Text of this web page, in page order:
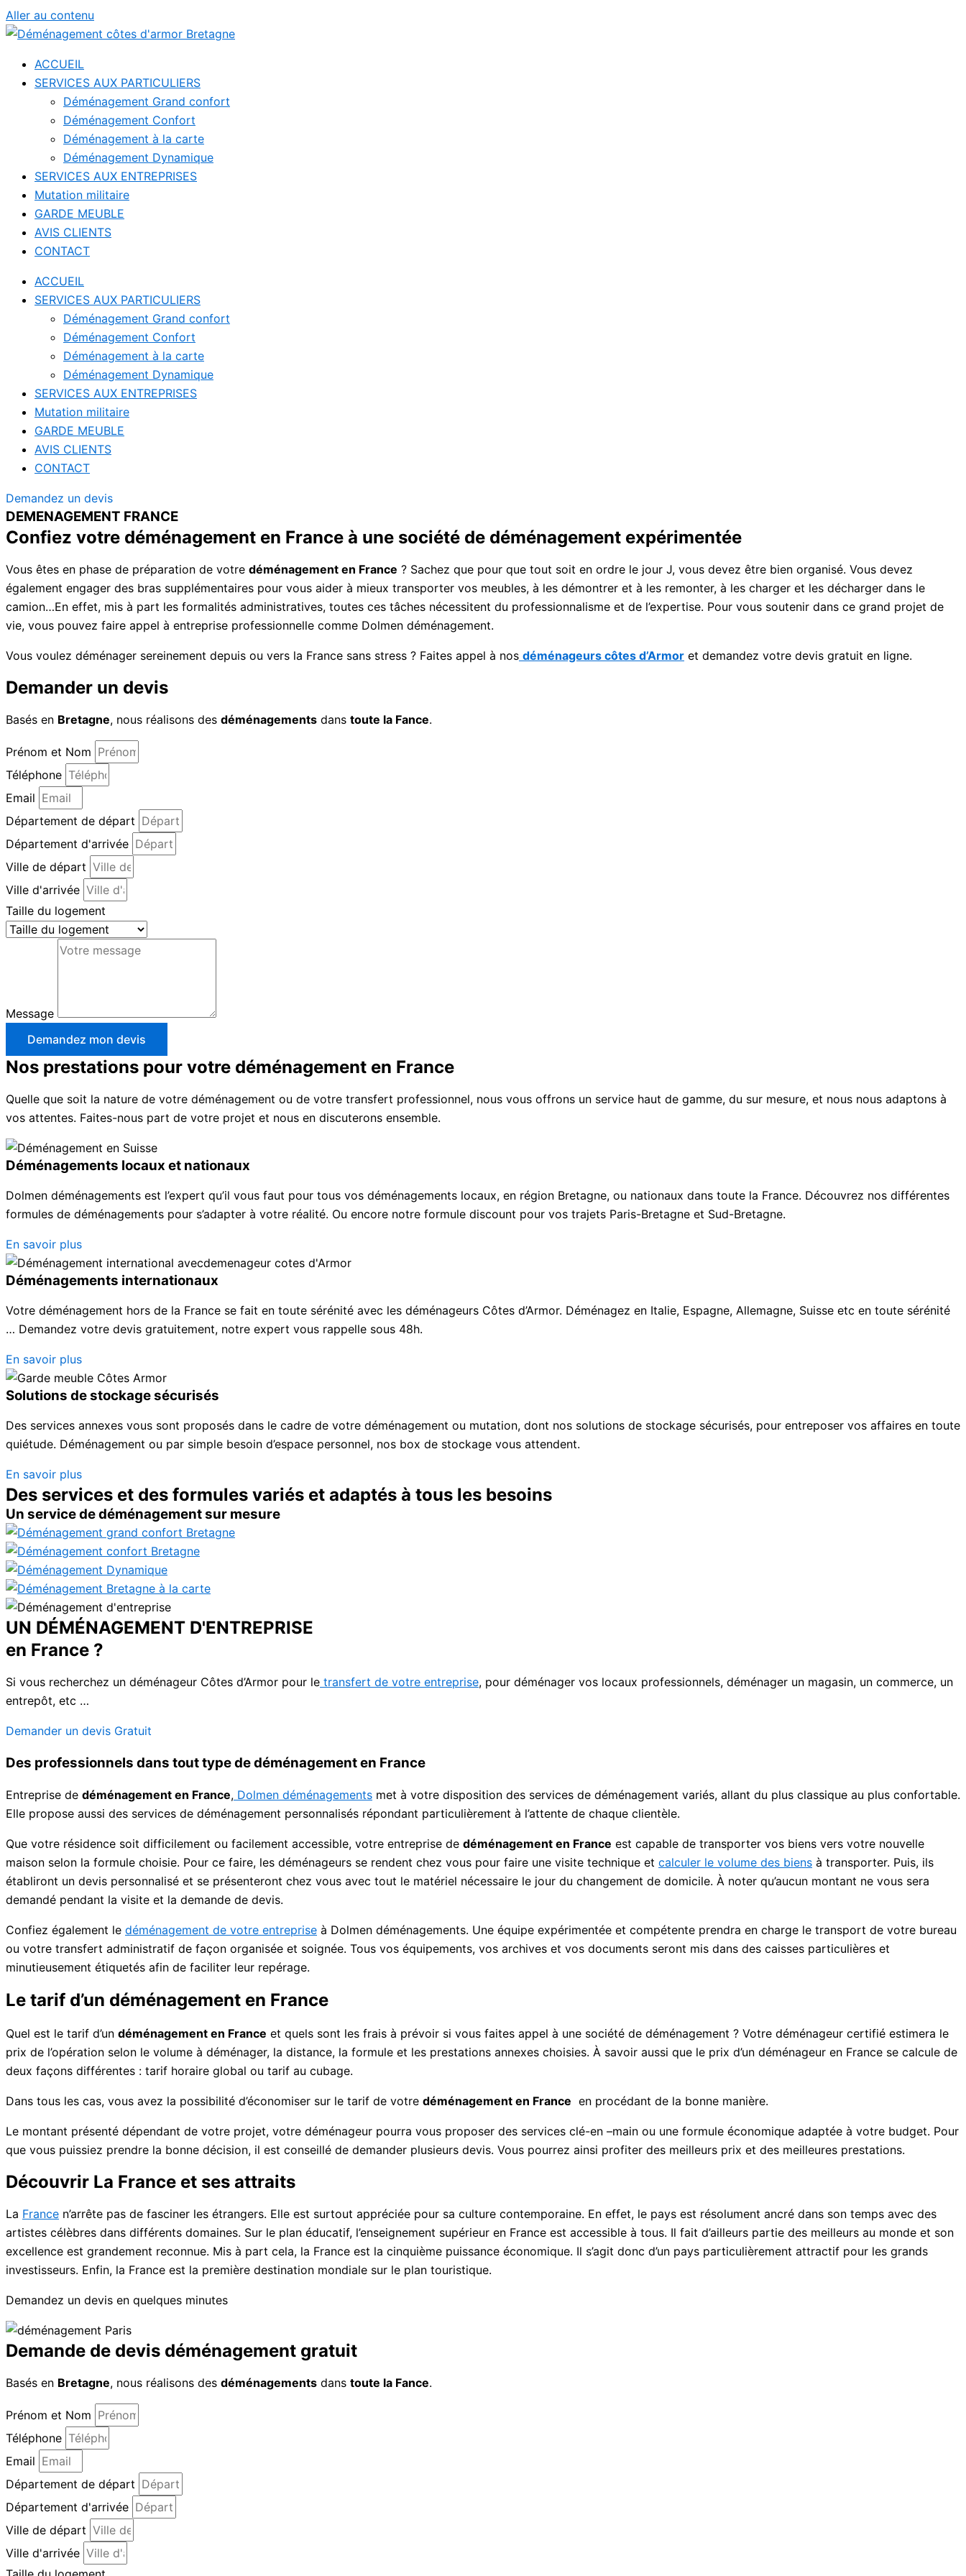
Aller au contenu
ACCUEIL
SERVICES AUX PARTICULIERS
Déménagement Grand confort
Déménagement Confort
Déménagement à la carte
Déménagement Dynamique
SERVICES AUX ENTREPRISES
Mutation militaire
GARDE MEUBLE
AVIS CLIENTS
CONTACT
ACCUEIL
SERVICES AUX PARTICULIERS
Déménagement Grand confort
Déménagement Confort
Déménagement à la carte
Déménagement Dynamique
SERVICES AUX ENTREPRISES
Mutation militaire
GARDE MEUBLE
AVIS CLIENTS
CONTACT
Demandez un devis
DEMENAGEMENT FRANCE
Confiez votre déménagement en France à une société de déménagement expérimentée
Vous êtes en phase de préparation de votre déménagement en France ? Sachez que pour que tout soit en ordre le jour J, vous devez être bien organisé. Vous devez
également engager des bras supplémentaires pour vous aider à mieux transporter vos meubles, à les démontrer et à les remonter, à les charger et les décharger dans le
camion…En effet, mis à part les formalités administratives, toutes ces tâches nécessitent du professionnalisme et de l’expertise. Pour vous soutenir dans ce grand projet de
vie, vous pouvez faire appel à entreprise professionnelle comme Dolmen déménagement.
Vous voulez déménager sereinement depuis ou vers la France sans stress ? Faites appel à nos déménageurs côtes d’Armor et demandez votre devis gratuit en ligne.
Demander un devis
Basés en Bretagne, nous réalisons des déménagements dans toute la Fance.
Prénom et Nom
Téléphone
Email
Département de départ
Département d'arrivée
Ville de départ
Ville d'arrivée
Taille du logement
Message
Demandez mon devis
Nos prestations pour votre déménagement en France
Quelle que soit la nature de votre déménagement ou de votre transfert professionnel, nous vous offrons un service haut de gamme, du sur mesure, et nous nous adaptons à
vos attentes. Faites-nous part de votre projet et nous en discuterons ensemble.
Déménagements locaux et nationaux
Dolmen déménagements est l’expert qu’il vous faut pour tous vos déménagements locaux, en région Bretagne, ou nationaux dans toute la France. Découvrez nos différentes
formules de déménagements pour s’adapter à votre réalité. Ou encore notre formule discount pour vos trajets Paris-Bretagne et Sud-Bretagne.
En savoir plus
Déménagements internationaux
Votre déménagement hors de la France se fait en toute sérénité avec les déménageurs Côtes d’Armor. Déménagez en Italie, Espagne, Allemagne, Suisse etc en toute sérénité
… Demandez votre devis gratuitement, notre expert vous rappelle sous 48h.
En savoir plus
Solutions de stockage sécurisés
Des services annexes vous sont proposés dans le cadre de votre déménagement ou mutation, dont nos solutions de stockage sécurisés, pour entreposer vos affaires en toute
quiétude. Déménagement ou par simple besoin d’espace personnel, nos box de stockage vous attendent.
En savoir plus
Des services et des formules variés et adaptés à tous les besoins
Un service de déménagement sur mesure
UN DÉMÉNAGEMENT D'ENTREPRISE
en France ?
Si vous recherchez un déménageur Côtes d’Armor pour le transfert de votre entreprise, pour déménager vos locaux professionnels, déménager un magasin, un commerce, un
entrepôt, etc …
Demander un devis Gratuit
Des professionnels dans tout type de déménagement en France
Entreprise de déménagement en France, Dolmen déménagements met à votre disposition des services de déménagement variés, allant du plus classique au plus confortable.
Elle propose aussi des services de déménagement personnalisés répondant particulièrement à l’attente de chaque clientèle.
Que votre résidence soit difficilement ou facilement accessible, votre entreprise de déménagement en France est capable de transporter vos biens vers votre nouvelle
maison selon la formule choisie. Pour ce faire, les déménageurs se rendent chez vous pour faire une visite technique et calculer le volume des biens à transporter. Puis, ils
établiront un devis personnalisé et se présenteront chez vous avec tout le matériel nécessaire le jour du changement de domicile. À noter qu’aucun montant ne vous sera
demandé pendant la visite et la demande de devis.
Confiez également le déménagement de votre entreprise à Dolmen déménagements. Une équipe expérimentée et compétente prendra en charge le transport de votre bureau
ou votre transfert administratif de façon organisée et soignée. Tous vos équipements, vos archives et vos documents seront mis dans des caisses particulières et
minutieusement étiquetés afin de faciliter leur repérage.
Le tarif d’un déménagement en France
Quel est le tarif d’un déménagement en France et quels sont les frais à prévoir si vous faites appel à une société de déménagement ? Votre déménageur certifié estimera le
prix de l’opération selon le volume à déménager, la distance, la formule et les prestations annexes choisies. À savoir aussi que le prix d’un déménageur en France se calcule de
deux façons différentes : tarif horaire global ou tarif au cubage.
Dans tous les cas, vous avez la possibilité d’économiser sur le tarif de votre déménagement en France en procédant de la bonne manière.
Le montant présenté dépendant de votre projet, votre déménageur pourra vous proposer des services clé-en –main ou une formule économique adaptée à votre budget. Pour
que vous puissiez prendre la bonne décision, il est conseillé de demander plusieurs devis. Vous pourrez ainsi profiter des meilleurs prix et des meilleures prestations.
Découvrir La France et ses attraits
La France n’arrête pas de fasciner les étrangers. Elle est surtout appréciée pour sa culture contemporaine. En effet, le pays est résolument ancré dans son temps avec des
artistes célèbres dans différents domaines. Sur le plan éducatif, l’enseignement supérieur en France est accessible à tous. Il fait d’ailleurs partie des meilleurs au monde et son
excellence est grandement reconnue. Mis à part cela, la France est la cinquième puissance économique. Il s’agit donc d’un pays particulièrement attractif pour les grands
investisseurs. Enfin, la France est la première destination mondiale sur le plan touristique.
Demandez un devis en quelques minutes
Demande de devis déménagement gratuit
Basés en Bretagne, nous réalisons des déménagements dans toute la Fance.
Prénom et Nom
Téléphone
Email
Département de départ
Département d'arrivée
Ville de départ
Ville d'arrivée